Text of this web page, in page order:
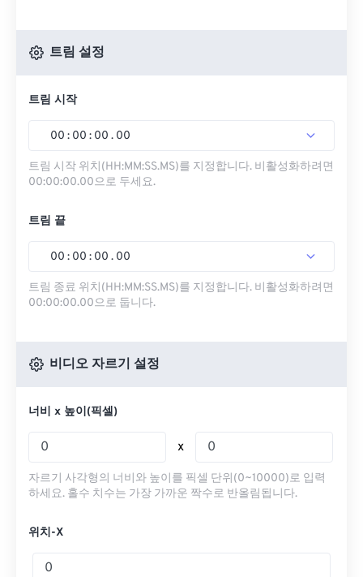
트림 설정
트림 시작
00 : 00 : 00 . 00
트림 시작 위치(HH:MM:SS.MS)를 지정합니다. 비활성화하려면
00:00:00.00으로 두세요.
트림 끝
00 : 00 : 00 . 00
트림 종료 위치(HH:MM:SS.MS)를 지정합니다. 비활성화하려면
00:00:00.00으로 둡니다.
비디오 자르기 설정
너비 x 높이(픽셀)
x
자르기 사각형의 너비와 높이를 픽셀 단위(0~10000)로 입력
하세요. 홀수 치수는 가장 가까운 짝수로 반올림됩니다.
위치-X